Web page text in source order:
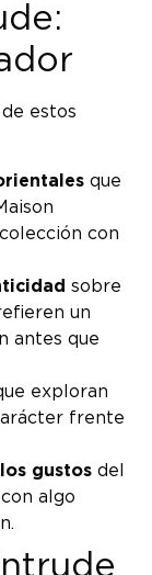
estos
que
con
sobre
un
antes que
exploran
frente
gustos del
algo